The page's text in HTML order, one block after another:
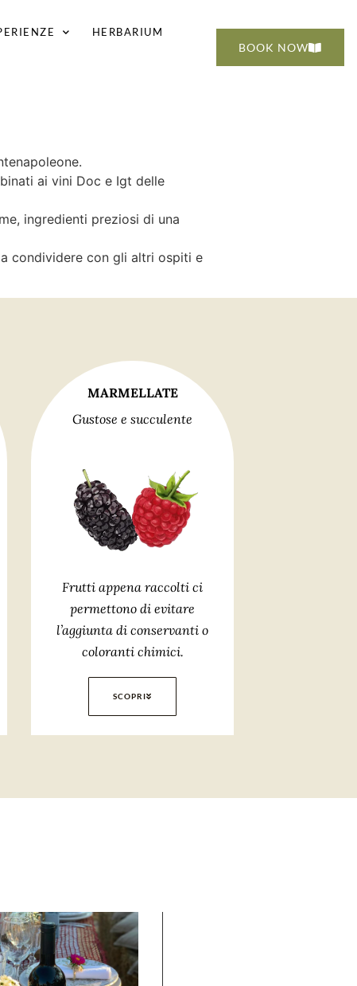
HERBARIUM
BOOK NOW
ai vini Doc e Igt delle
ingredienti preziosi di una
condividere con gli altri ospiti e
MARMELLATE
Gustose e succulente
Frutti appena raccolti ci
permettono di evitare
l’aggiunta di conservanti o
coloranti chimici.
SCOPRI